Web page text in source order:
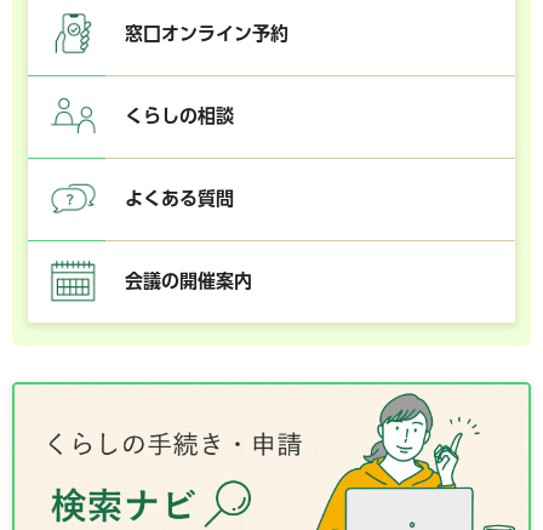
窓口オンライン予約
くらしの相談
よくある質問
会議の開催案内